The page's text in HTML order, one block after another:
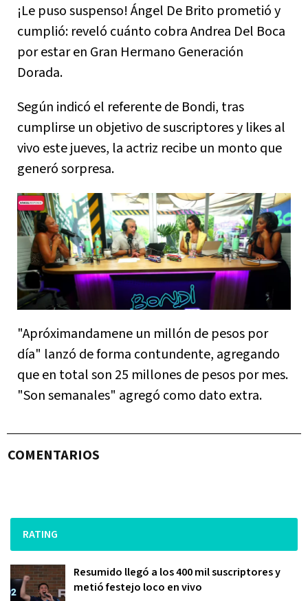
¡Le puso suspenso! Ángel De Brito prometió y
cumplió: reveló cuánto cobra Andrea Del Boca
por estar en Gran Hermano Generación
Dorada.
Según indicó el referente de Bondi, tras
cumplirse un objetivo de suscriptores y likes al
vivo este jueves, la actriz recibe un monto que
generó sorpresa.
"Apróximandamene un millón de pesos por
día" lanzó de forma contundente, agregando
que en total son 25 millones de pesos por mes.
"Son semanales" agregó como dato extra.
COMENTARIOS
RATING
Resumido llegó a los 400 mil suscriptores y
metió festejo loco en vivo